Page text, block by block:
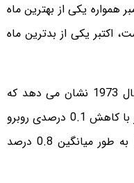
همواره یکی از بهترین ماه
اکتبر یکی از بدترین ماه
آمارهای تاریخی بازار طلای لندن از سال 1973 نشان می دهد که
قیمت طلا به طور میانگین در ماه اکتبر با کاهش 0.1 درصدی روبرو
شده است و این رقم در سایر ماه ها به طور میانگین 0.8 درصد